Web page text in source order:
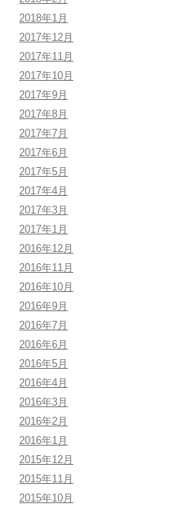
2018年1月
2017年12月
2017年11月
2017年10月
2017年9月
2017年8月
2017年7月
2017年6月
2017年5月
2017年4月
2017年3月
2017年1月
2016年12月
2016年11月
2016年10月
2016年9月
2016年7月
2016年6月
2016年5月
2016年4月
2016年3月
2016年2月
2016年1月
2015年12月
2015年11月
2015年10月